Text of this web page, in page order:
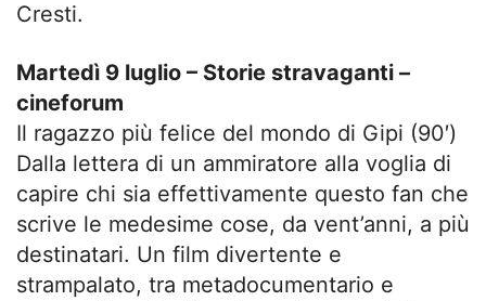
Cresti.
Martedì 9 luglio – Storie stravaganti –
cineforum
Il ragazzo più felice del mondo di Gipi (90′)
Dalla lettera di un ammiratore alla voglia di
capire chi sia effettivamente questo fan che
scrive le medesime cose, da vent’anni, a più
destinatari. Un film divertente e
strampalato, tra metadocumentario e